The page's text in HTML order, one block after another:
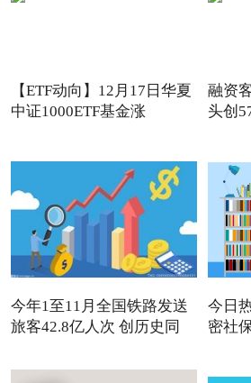
【ETF动向】12月17日华夏
中证1000ETF基金涨
融资
头创
今年1至11月全国铁路发送
旅客42.8亿人次 创历史同
今日
密社